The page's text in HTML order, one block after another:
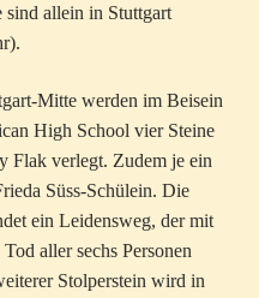
sind allein in Stuttgart
Mitte werden im Beisein
High School vier Steine
Flak verlegt. Zudem je ein
Süss-Schülein. Die
ein Leidensweg, der mit
aller sechs Personen
Stolperstein wird in